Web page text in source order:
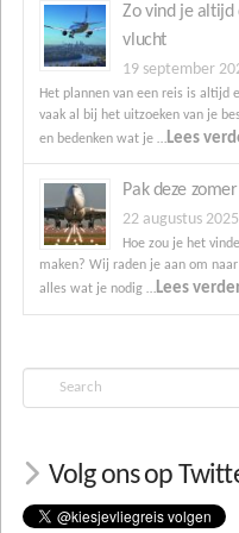
Zo vind je altijd
vlucht
19 september
Het plannen van een reis is altijd
vaak al bij het uitzoeken van je
en bedenken wat je …Lees
Pak deze
22 augustus 2025
Hoe zou je het
maken? Wij raden je aan om
alles wat je nodig …Lees
Search
Volg ons op